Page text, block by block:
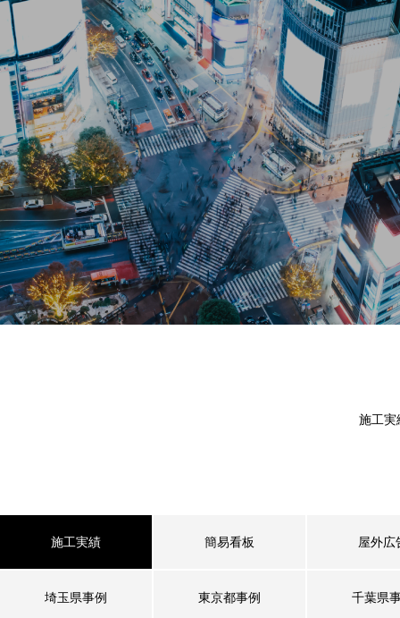
施工実
施工実績 簡易看板 屋外広
埼玉県事例 東京都事例 千葉県